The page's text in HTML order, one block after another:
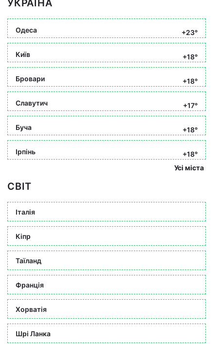
УКРАЇНА
Одеса +23°
Київ +18°
Бровари +18°
Славутич +17°
Буча +18°
Ірпінь
+18°
Усі міста
СВІТ
Італія
Кіпр
Таїланд
Франція
Хорватія
Шрі Ланка